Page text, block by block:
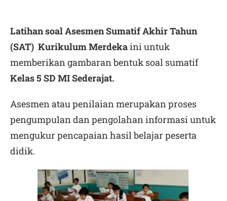
Latihan soal Asesmen Sumatif Akhir Tahun
(SAT) Kurikulum Merdekaini untuk
memberikan gambaran bentuk soal sumatif
Kelas 5 SD MI Sederajat.
Asesmen atau penilaian merupakan proses
pengumpulan dan pengolahan informasi untuk
mengukur pencapaian hasil belajar peserta
didik.